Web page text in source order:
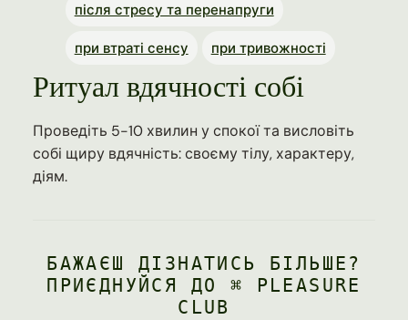
після стресу та перенапруги
при втраті сенсу при тривожності
Ритуал вдячності собі
Проведіть 5-10 хвилин у спокої та висловіть
собі щиру вдячність: своєму тілу, характеру,
діям.
БАЖАЄШ ДІЗНАТИСЬ БІЛЬШЕ?
ПРИЄДНУЙСЯ ДО ⌘ PLEASURE
CLUB